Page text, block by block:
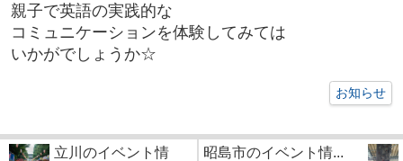
親子で英語の実践的な
コミュニケーションを体験してみては
いかがでしょうか☆
お知らせ
立川のイベント情
昭島市のイベント情...